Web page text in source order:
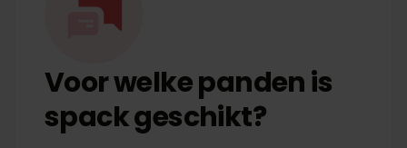
Voor welke panden is
spack geschikt?